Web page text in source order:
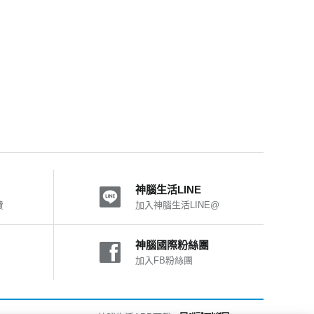
神腦生活LINE
加入神腦生活LINE@
神腦國際粉絲團
加入FB粉絲團